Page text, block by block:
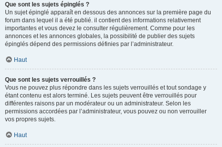
Que sont les sujets épinglés ?
Un sujet épinglé apparaît en dessous des annonces sur la première page du
forum dans lequel il a été publié. il contient des informations relativement
importantes et vous devez le consulter régulièrement. Comme pour les
annonces et les annonces globales, la possibilité de publier des sujets
épinglés dépend des permissions définies par l’administrateur.
Haut
Que sont les sujets verrouillés ?
Vous ne pouvez plus répondre dans les sujets verrouillés et tout sondage y
étant contenu est alors terminé. Les sujets peuvent être verrouillés pour
différentes raisons par un modérateur ou un administrateur. Selon les
permissions accordées par l’administrateur, vous pouvez ou non verrouiller
vos propres sujets.
Haut